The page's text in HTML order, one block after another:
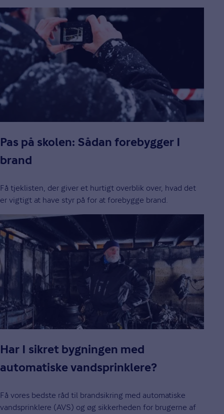
Pas på skolen: Sådan forebygger I
brand
Få tjeklisten, der giver et hurtigt overblik over, hvad det
er vigtigt at have styr på for at forebygge brand.
Har I sikret bygningen med
automatiske vandsprinklere?
Få vores bedste råd til brandsikring med automatiske
vandsprinklere (AVS) og øg sikkerheden for brugerne af